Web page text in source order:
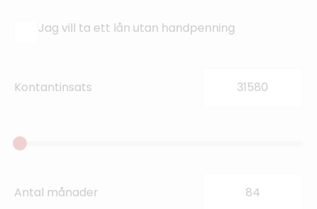
Jag vill ta ett lån utan handpenning
Kontantinsats
Antal månader